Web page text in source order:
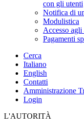
con gli utenti
Notifica di
Modulistica
Accesso
Pagamenti
Cerca
Italiano
English
Contatti
Amministrazione
Login
L'AUTORITÀ